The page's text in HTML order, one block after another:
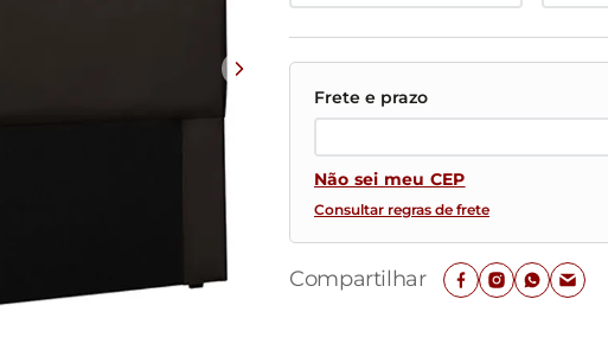
Não sei meu CEP
Consultar regras de frete
Compartilhar